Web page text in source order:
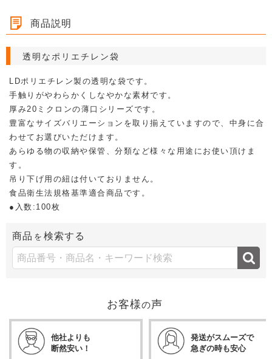
規格品ポリ袋
商品説明
透明なポリエチレン袋
LDポリエチレン製の透明な袋です。
手触りがやわらかくしなやかな素材です。
厚み20ミクロンの薄口シリーズです。
豊富なサイズバリエーションを取り揃えていますので、中身に合
わせてお選びいただけます。
あらゆる物の収納や保管、分類など様々な用途にお使い頂けま
す。
吊り下げ用の紐は付いておりません。
食品衛生法規格基準適合商品です。
●入数:100枚
商品 を 検索する
お客様の声
他社よりも
断然安い！
発送がスムーズで
急ぎの時も安心